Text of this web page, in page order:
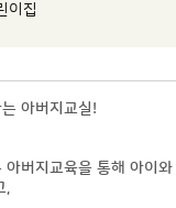
이집
아버지교실!
아버지교육을 통해 아이
,